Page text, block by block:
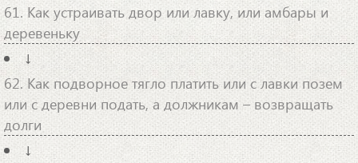
61. Как устраивать двор или лавку, или амбары и
деревеньку
↓
62. Как подворное тягло платить или с лавки позем
или с деревни подать, а должникам – возвращать
долги
↓